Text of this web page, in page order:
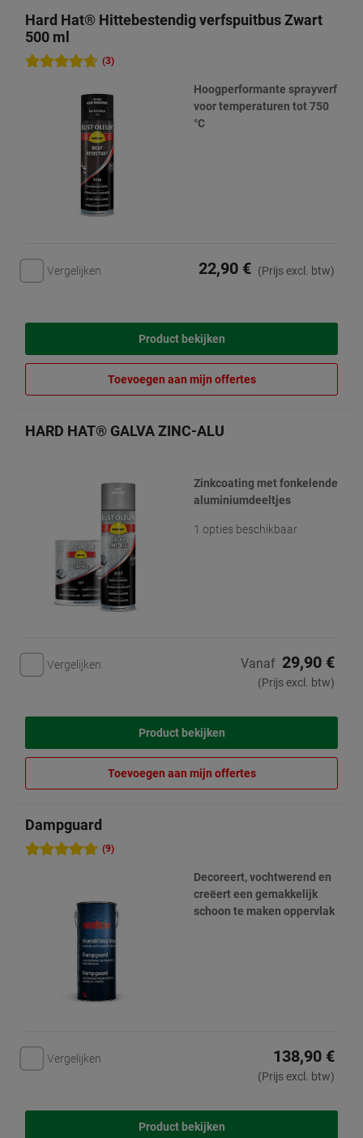
Hard Hat® Hittebestendig verfspuitbus Zwart
500 ml
(3)
Hoogperformante sprayverf
voor temperaturen tot 750
°C
Vergelijken 22,90 € (Prijs excl. btw)
Product bekijken
Toevoegen aan mijn offertes
HARD HAT® GALVA ZINC-ALU
Zinkcoating met fonkelende
aluminiumdeeltjes
1 opties beschikbaar
Vergelijken Vanaf 29,90 €
(Prijs excl. btw)
Product bekijken
Toevoegen aan mijn offertes
Dampguard
(9)
Decoreert, vochtwerend en
creëert een gemakkelijk
schoon te maken oppervlak
Vergelijken 138,90 €
(Prijs excl. btw)
Product bekijken